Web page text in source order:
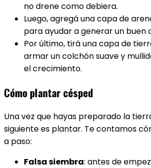
no drene como debiera.
Luego, agregá una capa de
para ayudar a generar un buen
Por último, tirá una capa de
armar un colchón suave y
el crecimiento.
Cómo plantar césped
Una vez que hayas preparado la
siguiente es plantar. Te contamos
a paso:
Falsa siembra: antes de